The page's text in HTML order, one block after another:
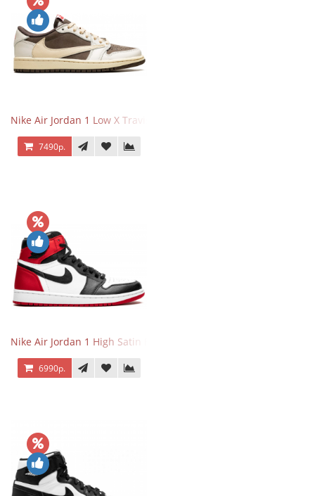
Nike Air Jordan 1 Low X Travis Scott Reverse Mocha
7490р.
Nike Air Jordan 1 High Satin Black Toe
6990р.